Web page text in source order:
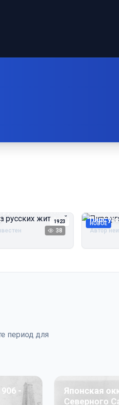
1923
русских жителей
38
НОВОЕ
Пирс
Автор
период для
-
Японская
Северного